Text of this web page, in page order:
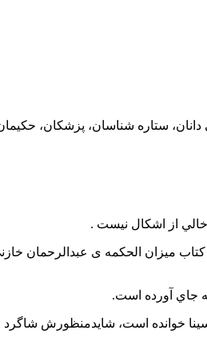
دانان، ستاره شناسان،
ميزان الحكمه ی عبدالرحمان
جاي آورده است.
خوانده است، شایدمنظورش شاگرد